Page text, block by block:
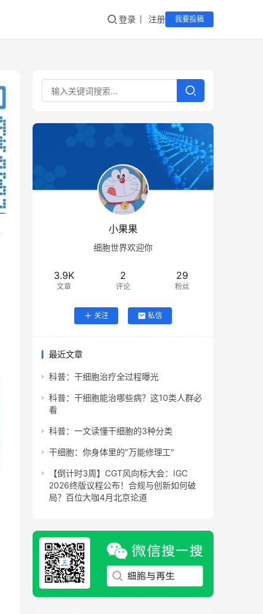
登录 注册 我要投稿
小果果
细胞世界欢迎你
3.9K
文章
2
评论
29
粉丝
关注 私信
最近文章
科普：干细胞治疗全过程曝光
科普：干细胞能治哪些病？这10类人群必
看
科普：一文读懂干细胞的3种分类
干细胞：你身体里的"万能修理工"
【倒计时3周】CGT风向标大会：IGC
2026终版议程公布！合规与创新如何破
局？百位大咖4月北京论道